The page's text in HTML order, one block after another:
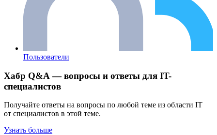
Пользователи
Хабр Q&A — вопросы и ответы для IT-
специалистов
Получайте ответы на вопросы по любой теме из области IT
от специалистов в этой теме.
Узнать больше